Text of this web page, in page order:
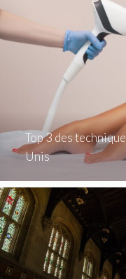
Top 3 des
Unis